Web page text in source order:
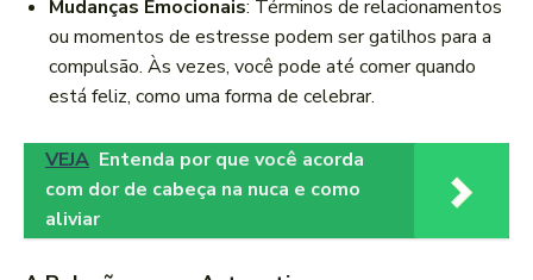
Mudanças Emocionais: Términos de relacionamentos
ou momentos de estresse podem ser gatilhos para a
compulsão. Às vezes, você pode até comer quando
está feliz, como uma forma de celebrar.
VEJA Entenda por que você acorda
com dor de cabeça na nuca e como
aliviar